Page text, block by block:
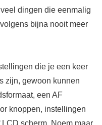
dingen die eenmalig
bijna nooit meer
die je een keer
zijn, gewoon kunnen
een AF
knoppen, instellingen